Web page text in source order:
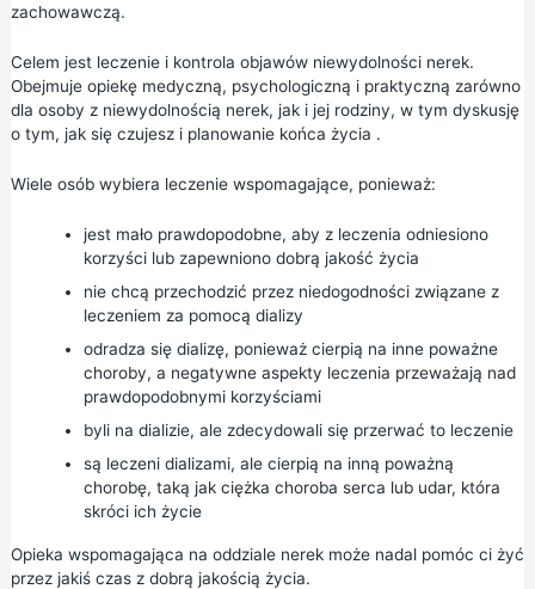
zachowawczą.
Celem jest leczenie i kontrola objawów niewydolności nerek.
Obejmuje opiekę medyczną, psychologiczną i praktyczną zarówno
dla osoby z niewydolnością nerek, jak i jej rodziny, w tym dyskusję
o tym, jak się czujesz i planowanie końca życia .
Wiele osób wybiera leczenie wspomagające, ponieważ:
jest mało prawdopodobne, aby z leczenia odniesiono
korzyści lub zapewniono dobrą jakość życia
nie chcą przechodzić przez niedogodności związane z
leczeniem za pomocą dializy
odradza się dializę, ponieważ cierpią na inne poważne
choroby, a negatywne aspekty leczenia przeważają nad
prawdopodobnymi korzyściami
byli na dializie, ale zdecydowali się przerwać to leczenie
są leczeni dializami, ale cierpią na inną poważną
chorobę, taką jak ciężka choroba serca lub udar, która
skróci ich życie
Opieka wspomagająca na oddziale nerek może nadal pomóc ci żyć
przez jakiś czas z dobrą jakością życia.